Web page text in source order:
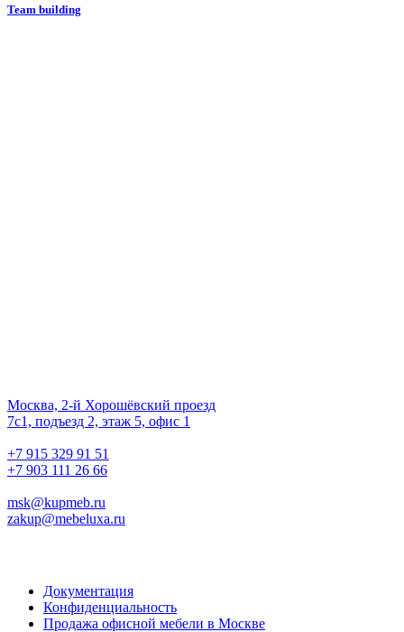
Team building
Москва, 2-й Хорошёвский проезд
7с1, подъезд 2, этаж 5, офис 1
+7 915 329 91 51
+7 903 111 26 66
msk@kupmeb.ru
zakup@mebeluxa.ru
Документация
Конфиденциальность
Продажа офисной мебели в Москве